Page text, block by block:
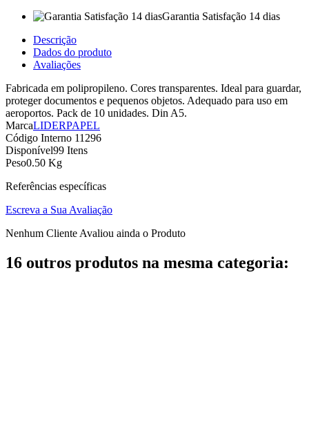
Garantia Satisfação 14 dias
Descrição
Dados do produto
Avaliações
Fabricada em polipropileno. Cores transparentes. Ideal para guardar,
proteger documentos e pequenos objetos. Adequado para uso em
aeroportos. Pack de 10 unidades. Din A5.
MarcaLIDERPAPEL
Código Interno 11296
Disponível99 Itens
Peso0.50 Kg
Referências específicas
Escreva a Sua Avaliação
Nenhum Cliente Avaliou ainda o Produto
16 outros produtos na mesma categoria: